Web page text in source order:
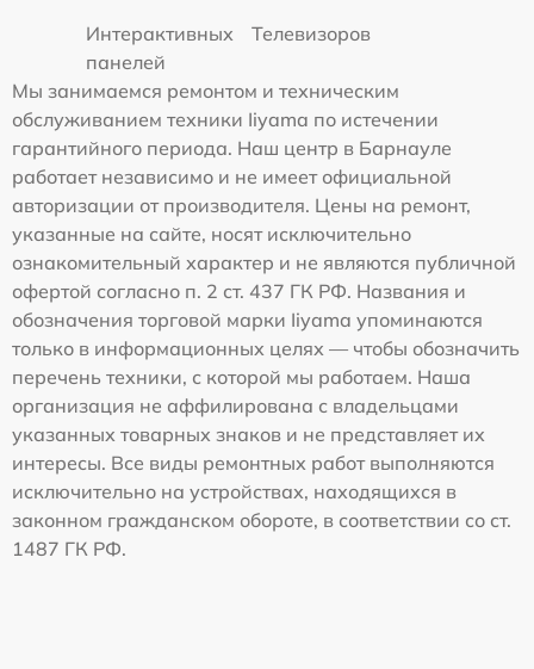
Интерактивных
панелей
Телевизоров
Мы занимаемся ремонтом и техническим
обслуживанием техники Iiyama по истечении
гарантийного периода. Наш центр в Барнауле
работает независимо и не имеет официальной
авторизации от производителя. Цены на ремонт,
указанные на сайте, носят исключительно
ознакомительный характер и не являются публичной
офертой согласно п. 2 ст. 437 ГК РФ. Названия и
обозначения торговой марки Iiyama упоминаются
только в информационных целях — чтобы обозначить
перечень техники, с которой мы работаем. Наша
организация не аффилирована с владельцами
указанных товарных знаков и не представляет их
интересы. Все виды ремонтных работ выполняются
исключительно на устройствах, находящихся в
законном гражданском обороте, в соответствии со ст.
1487 ГК РФ.